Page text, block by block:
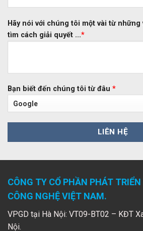
Hãy nói với chúng tôi một vài từ những
tìm cách giải quyết ...*
Bạn biết đến chúng tôi từ đâu *
CÔNG TY CỔ PHẦN PHÁT
CÔNG NGHỆ VIỆT NAM.
VPGD tại Hà Nội: VT09-BT02 – KĐT
Nội.